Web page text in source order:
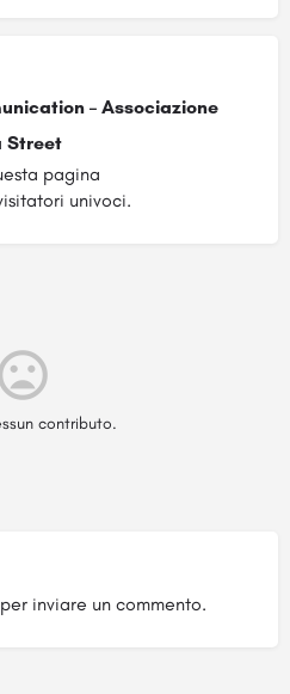
– Associazione
Street
pagina
univoci.
contributo.
per inviare un commento.